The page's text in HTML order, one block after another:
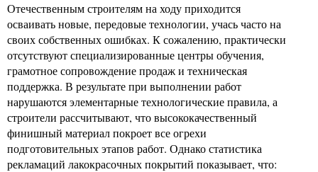
Отечественным строителям на ходу приходится
осваивать новые, передовые технологии, учась часто на
своих собственных ошибках. К сожалению, практически
отсутствуют специализированные центры обучения,
грамотное сопровождение продаж и техническая
поддержка. В результате при выполнении работ
нарушаются элементарные технологические правила, а
строители рассчитывают, что высококачественный
финишный материал покроет все огрехи
подготовительных этапов работ. Однако статистика
рекламаций лакокрасочных покрытий показывает, что: